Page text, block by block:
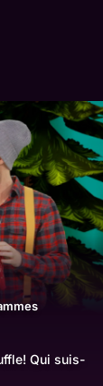
Qui suis-